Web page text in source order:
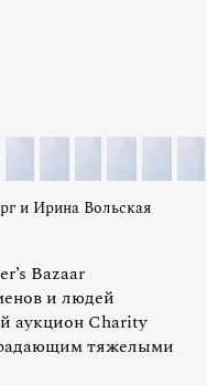
и Ирина Вольская
Bazaar
и людей
аукцион Charity
тяжелыми